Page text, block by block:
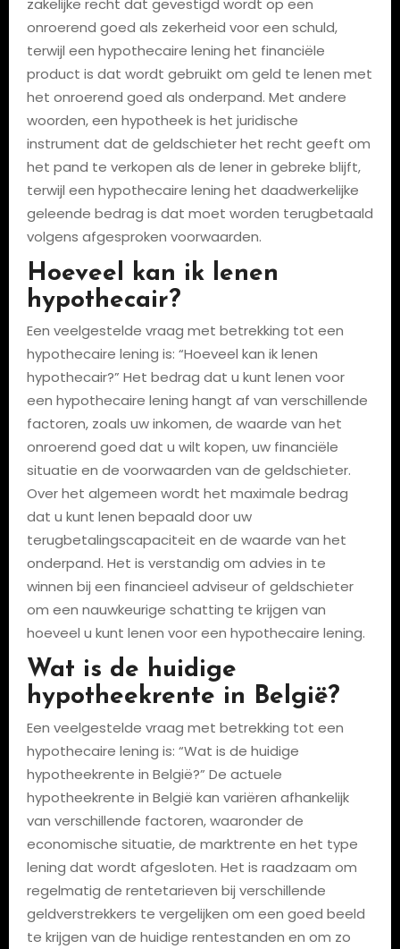
onroerend goed als zekerheid voor een schuld,
terwijl een hypothecaire lening het financiële
product is dat wordt gebruikt om geld te lenen met
het onroerend goed als onderpand. Met andere
woorden, een hypotheek is het juridische
instrument dat de geldschieter het recht geeft om
het pand te verkopen als de lener in gebreke blijft,
terwijl een hypothecaire lening het daadwerkelijke
geleende bedrag is dat moet worden terugbetaald
volgens afgesproken voorwaarden.
Hoeveel kan ik lenen
hypothecair?
Een veelgestelde vraag met betrekking tot een
hypothecaire lening is: “Hoeveel kan ik lenen
hypothecair?” Het bedrag dat u kunt lenen voor
een hypothecaire lening hangt af van verschillende
factoren, zoals uw inkomen, de waarde van het
onroerend goed dat u wilt kopen, uw financiële
situatie en de voorwaarden van de geldschieter.
Over het algemeen wordt het maximale bedrag
dat u kunt lenen bepaald door uw
terugbetalingscapaciteit en de waarde van het
onderpand. Het is verstandig om advies in te
winnen bij een financieel adviseur of geldschieter
om een nauwkeurige schatting te krijgen van
hoeveel u kunt lenen voor een hypothecaire lening.
Wat is de huidige
hypotheekrente in België?
Een veelgestelde vraag met betrekking tot een
hypothecaire lening is: “Wat is de huidige
hypotheekrente in België?” De actuele
hypotheekrente in België kan variëren afhankelijk
van verschillende factoren, waaronder de
economische situatie, de marktrente en het type
lening dat wordt afgesloten. Het is raadzaam om
regelmatig de rentetarieven bij verschillende
geldverstrekkers te vergelijken om een goed beeld
te krijgen van de huidige rentestanden en om zo